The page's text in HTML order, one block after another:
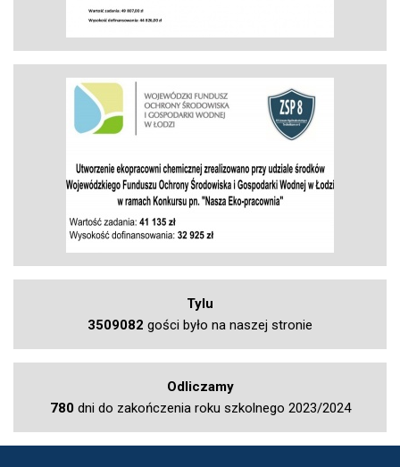
Tylu
3509082 gości było na naszej stronie
Odliczamy
780dni do zakończenia roku szkolnego 2023/2024